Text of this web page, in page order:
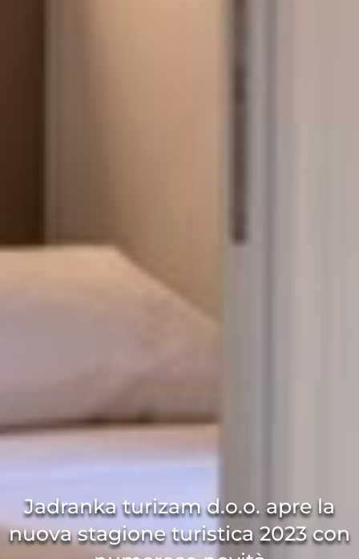
Jadranka turizam d.o.o. apre la
nuova stagione turistica 2023 con